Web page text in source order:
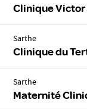
Clinique Victor
Sarthe
Clinique du
Sarthe
Maternité